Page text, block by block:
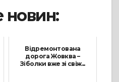
новин:
Відремонтована
дорога Жовква –
Зіболки вже зі свіж...